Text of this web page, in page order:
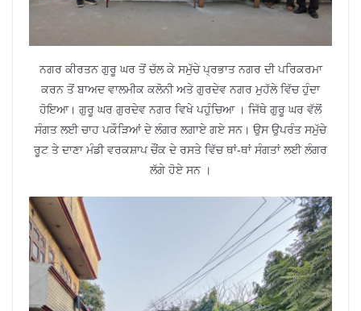
ਨਗਰ ਕੀਰਤਨ ਗੁਰੂ ਘਰ ਤੋਂ ਚੱਲ ਕੇ ਸਮੁੱਚੇ ਪ੍ਰਭਾਤ ਨਗਰ ਦੀ ਪਰਿਕਰਮਾ
ਕਰਨ ਤੋਂ ਬਾਅਦ ਵਾਲਮੀਕ ਕਲੋਨੀ ਅਤੇ ਗੁਰਦੇਵ ਨਗਰ ਮੁਹੱਲੇ ਵਿੱਚ ਹੁੰਦਾ
ਹੋਇਆ। ਗੁਰੂ ਘਰ ਗੁਰਦੇਵ ਨਗਰ ਵਿਖੇ ਪਹੁੰਚਿਆ । ਜਿੱਥੇ ਗੁਰੂ ਘਰ ਵੱਲੋਂ
ਸੰਗਤ ਲਈ ਚਾਹ ਪਕੌੜਿਆਂ ਦੇ ਲੰਗਰ ਲਗਾਏ ਗਏ ਸਨ। ਉਸ ਉਪਰੰਤ ਸਮੁੱਚੇ
ਰੂਟ ਤੇ ਦਾਣਾ ਮੰਡੀ ਵਰਕਸ਼ਾਪ ਚੌਂਕ ਦੇ ਰਸਤੇ ਵਿੱਚ ਥਾਂ-ਥਾਂ ਸੰਗਤਾਂ ਲਈ ਲੰਗਰ
ਲੱਗੇ ਹੋਏ ਸਨ ।